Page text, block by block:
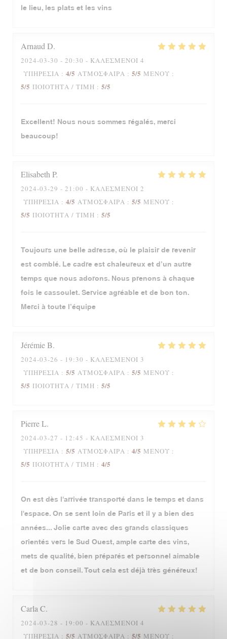
le lieu, les plats et les vins
ArnaudD
2024-03-30 - 20:30 - ΚΑΛΕΣΜΈΝΟΙ 4
ΥΠΗΡΕΣΊΑ : 4/5 ΑΤΜΌΣΦΑΙΡΑ : 5/5 ΜΕΝΟΎ :
5/5 ΠΟΙΌΤΗΤΑ / ΤΙΜΉ : 5/5
Excellent! Nous nous sommes régalés, merci
beaucoup!
ElisabethP
2024-03-29 - 21:00 - ΚΑΛΕΣΜΈΝΟΙ 2
ΥΠΗΡΕΣΊΑ : 4/5 ΑΤΜΌΣΦΑΙΡΑ : 5/5 ΜΕΝΟΎ :
5/5 ΠΟΙΌΤΗΤΑ / ΤΙΜΉ : 5/5
Toujours une belle adresse, où le plaisir de revenir
est comblé. Le cadre est chaleureux et d’un autre
temps que nous adorons. Nous prenons à chaque
fois le cassoulet. Service agréable et de bon ton.
Merci à toute l’équipe
JérémieB
2024-03-26 - 19:30 - ΚΑΛΕΣΜΈΝΟΙ 3
ΥΠΗΡΕΣΊΑ : 5/5 ΑΤΜΌΣΦΑΙΡΑ : 5/5 ΜΕΝΟΎ :
5/5 ΠΟΙΌΤΗΤΑ / ΤΙΜΉ : 5/5
PierreL
2024-03-27 - 12:45 - ΚΑΛΕΣΜΈΝΟΙ 3
ΥΠΗΡΕΣΊΑ : 5/5 ΑΤΜΌΣΦΑΙΡΑ : 4/5 ΜΕΝΟΎ :
5/5 ΠΟΙΌΤΗΤΑ / ΤΙΜΉ : 4/5
On est dès l'arrivée transporté dans le temps et dans
l'espace. On se sent loin de Paris et il y a bien des
années... Jolie carte avec des grands classiques
orientés vers le Sud Ouest, ample carte des vins,
mets de qualité, bien préparés et personnel aimable
et de bon conseil. Tout cela est déjà très généreux!
CarlaC
2024-03-28 - 19:00 - ΚΑΛΕΣΜΈΝΟΙ 4
ΥΠΗΡΕΣΊΑ : 5/5 ΑΤΜΌΣΦΑΙΡΑ : 5/5 ΜΕΝΟΎ :